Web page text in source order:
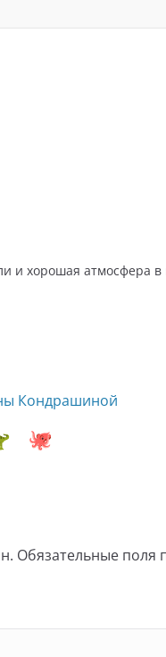
и хорошая атмосфера в
Кондрашиной
Обязательные поля